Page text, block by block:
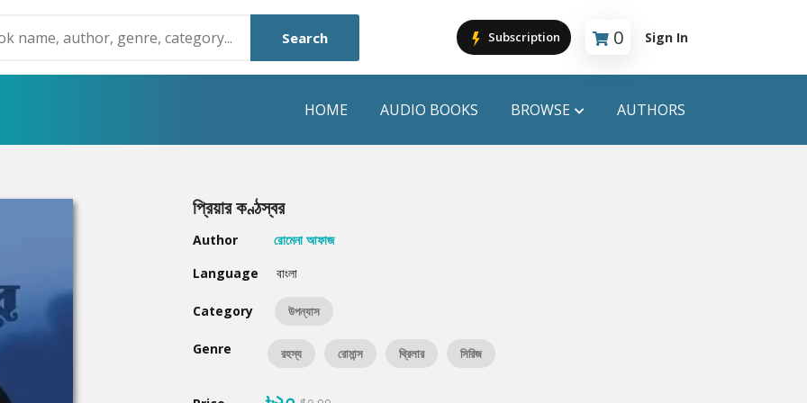
Search Subscription 0
Cart is empty
Sign In
HOME AUDIO BOOKS BROWSE
Humayun Ahmed
Mouri Morium
Hot & New
AUTHORS
প্রিয়ার কণ্ঠস্বর
Author
রোমেনা আফাজ
Language
বাংলা
Category উপন্যাস
Genre রহস্য রোমান্স থ্রিলার সিরিজ